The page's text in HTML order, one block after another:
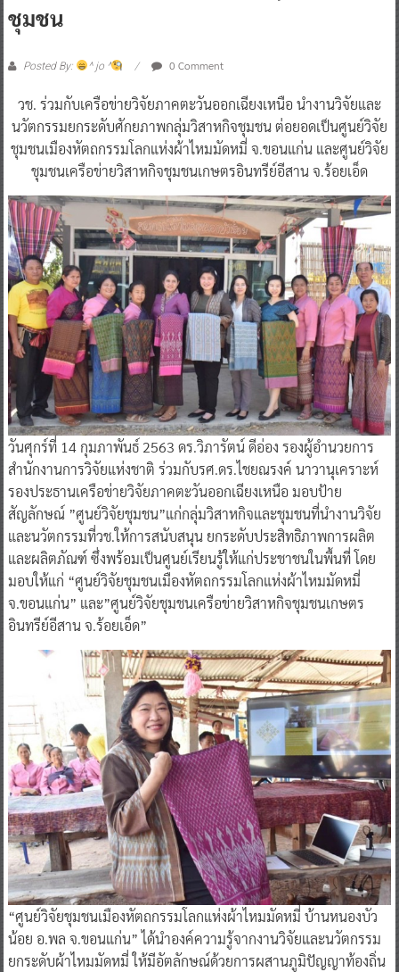
ชุมชน
Posted By: ^ jo ^ 0 Comment
วช. ร่วมกับเครือข่ายวิจัยภาคตะวันออกเฉียงเหนือ นำงานวิจัยและ
นวัตกรรมยกระดับศักยภาพกลุ่มวิสาหกิจชุมชน ต่อยอดเป็นศูนย์วิจัย
ชุมชนเมืองหัตถกรรมโลกแห่งผ้าไหมมัดหมี่ จ.ขอนแก่น และศูนย์วิจัย
ชุมชนเครือข่ายวิสาหกิจชุมชนเกษตรอินทรีย์อีสาน จ.ร้อยเอ็ด
วันศุกร์ที่ 14 กุมภาพันธ์ 2563 ดร.วิภารัตน์ ดีอ่อง รองผู้อำนวยการ
สำนักงานการวิจัยแห่งชาติ ร่วมกับรศ.ดร.ไชยณรงค์ นาวานุเคราะห์
รองประธานเครือข่ายวิจัยภาคตะวันออกเฉียงเหนือ มอบป้าย
สัญลักษณ์ ”ศูนย์วิจัยชุมชน”แก่กลุ่มวิสาหกิจและชุมชนที่นำงานวิจัย
และนวัตกรรมที่วช.ให้การสนับสนุน ยกระดับประสิทธิภาพการผลิต
และผลิตภัณฑ์ ซึ่งพร้อมเป็นศูนย์เรียนรู้ให้แก่ประชาชนในพื้นที่ โดย
มอบให้แก่ “ศูนย์วิจัยชุมชนเมืองหัตถกรรมโลกแห่งผ้าไหมมัดหมี่
จ.ขอนแก่น” และ”ศูนย์วิจัยชุมชนเครือข่ายวิสาหกิจชุมชนเกษตร
อินทรีย์อีสาน จ.ร้อยเอ็ด”
“ศูนย์วิจัยชุมชนเมืองหัตถกรรมโลกแห่งผ้าไหมมัดหมี่ บ้านหนองบัว
น้อย อ.พล จ.ขอนแก่น” ได้นำองค์ความรู้จากงานวิจัยและนวัตกรรม
ยกระดับผ้าไหมมัดหมี่ ให้มีอัตลักษณ์ด้วยการผสานภูมิปัญญาท้องถิ่น